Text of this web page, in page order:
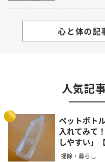
心と体の記
人気記
1
ペットボト
入れてみて
しやすい」
掃除・暮らし